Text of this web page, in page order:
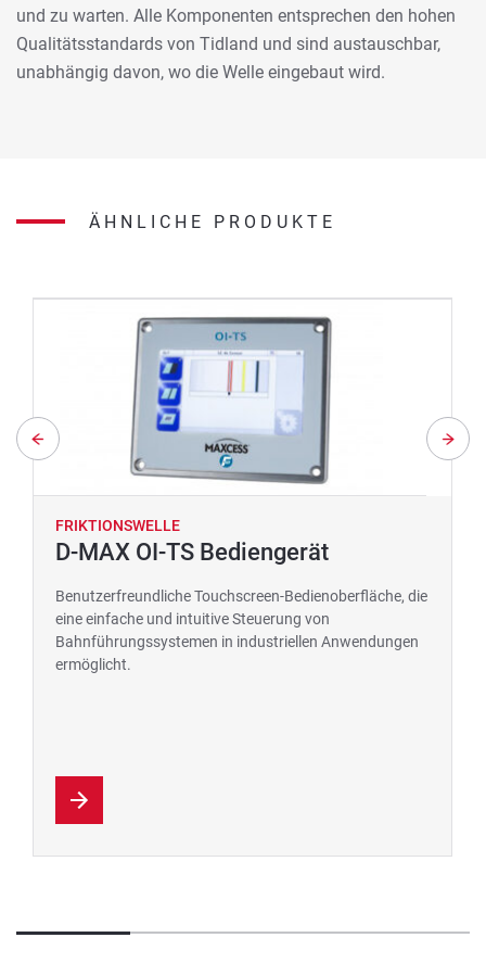
und zu warten. Alle Komponenten entsprechen den hohen
Qualitätsstandards von Tidland und sind austauschbar,
unabhängig davon, wo die Welle eingebaut wird.
ÄHNLICHE PRODUKTE
FRIKTIONSWELLE
D-MAX OI-TS Bediengerät
Benutzerfreundliche Touchscreen-Bedienoberfläche, die
eine einfache und intuitive Steuerung von
Bahnführungssystemen in industriellen Anwendungen
ermöglicht.